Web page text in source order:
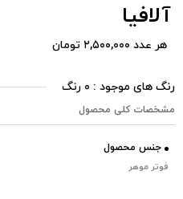
آلافیا
هر عدد ۲,۵۰۰,۰۰۰ تومان
رنگ های موجود : ۰ رنگ
مشخصات کلی محصول
جنس محصول
فوتر موهر